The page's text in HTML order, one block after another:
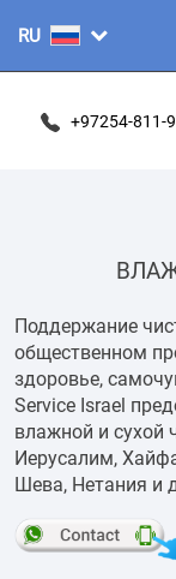
+97254-811-
Поддержание
общественном
здоровье,
Service Israel
влажной и сухой
Иерусалим,
Шева, Нетания и